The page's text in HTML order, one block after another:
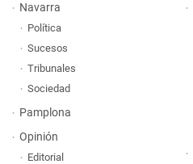
Navarra
Política
Sucesos
Tribunales
Sociedad
Pamplona
Opinión
Editorial